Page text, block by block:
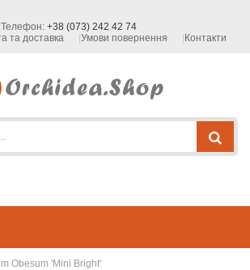
Телефон: +38 (073) 242 42 74
та доставка Умови повернення Контакти
Obesum 'Mini Bright'